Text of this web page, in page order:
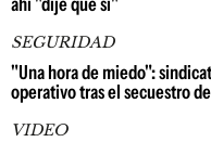
ahí "dije que sí"
SEGURIDAD
"Una hora de miedo":
operativo tras el secuestro
VIDEO